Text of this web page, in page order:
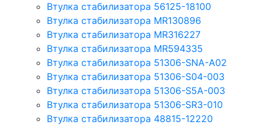
Втулка стабилизатора 56125-18100
Втулка стабилизатора MR130896
Втулка стабилизатора MR316227
Втулка стабилизатора MR594335
Втулка стабилизатора 51306-SNA-A02
Втулка стабилизатора 51306-S04-003
Втулка стабилизатора 51306-S5A-003
Втулка стабилизатора 51306-SR3-010
Втулка стабилизатора 48815-12220